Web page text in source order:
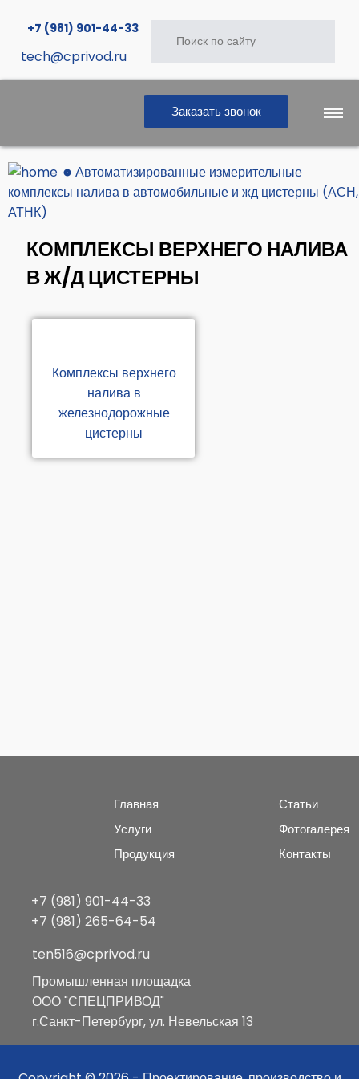
+7 (981) 901-44-33
Заказать звонок
tech@cprivod.ru
Главная
Продукция
Услуги
Статьи
Фотогаллерея
Автоматизированные измерительные
комплексы налива в автомобильные и жд цистерны (АСН,
АТНК)
КОМПЛЕКСЫ ВЕРХНЕГО НАЛИВА
В Ж/Д ЦИСТЕРНЫ
Комплексы верхнего
налива в
железнодорожные
цистерны
Главная
Услуги
Продукция
Статьи
Фотогалерея
Контакты
+7 (981) 901-44-33
+7 (981) 265-64-54
ten516@cprivod.ru
Промышленная площадка
ООО "СПЕЦПРИВОД"
г.Санкт-Петербург, ул. Невельская 13